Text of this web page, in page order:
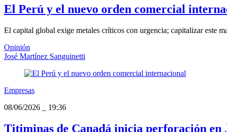
El Perú y el nuevo orden comercial
El capital global exige metales críticos con urgencia; capitalizar este
Opinión
José Martínez Sanguinetti
Empresas
08/06/2026
19:36
Titiminas de Canadá inicia perforación en